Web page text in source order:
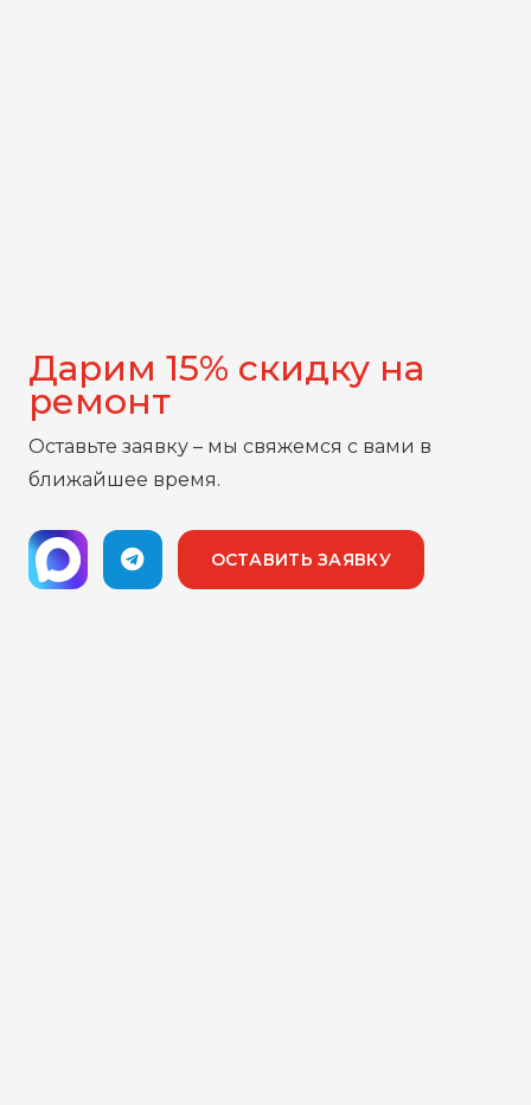
Дарим 15% скидку на
ремонт
Оставьте заявку – мы свяжемся с вами в
ближайшее время.
ОСТАВИТЬ ЗАЯВКУ